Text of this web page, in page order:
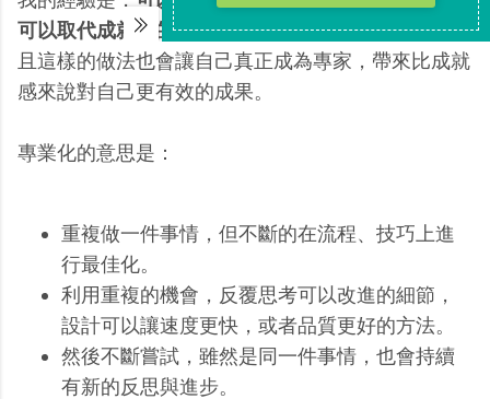
可以取代成就感的刺激，讓自己有動力不斷嘗試，並
且這樣的做法也會讓自己真正成為專家，帶來比成就
感來說對自己更有效的成果。
專業化的意思是：
重複做一件事情，但不斷的在流程、技巧上進
行最佳化。
利用重複的機會，反覆思考可以改進的細節，
設計可以讓速度更快，或者品質更好的方法。
然後不斷嘗試，雖然是同一件事情，也會持續
有新的反思與進步。